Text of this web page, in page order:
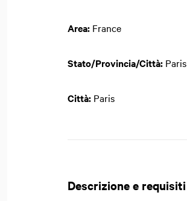
Area: France
Stato/Provincia/Città: Paris
Città: Paris
Descrizione e requisiti